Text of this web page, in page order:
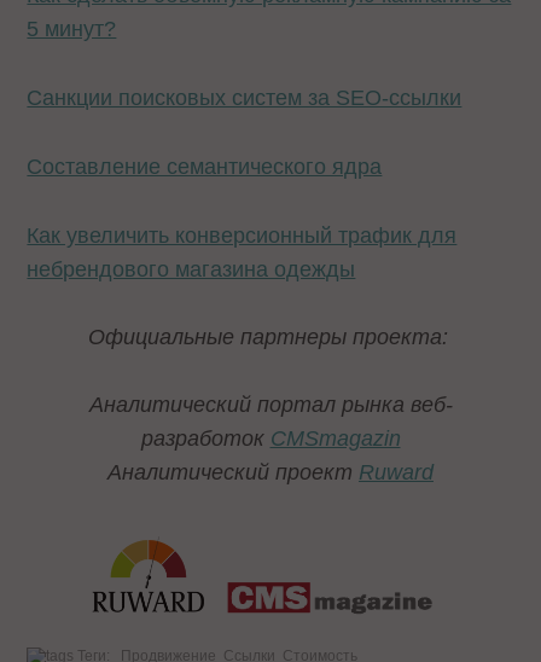
5 минут?
Санкции поисковых систем за SEO-ссылки
Составление семантического ядра
Как увеличить конверсионный трафик для
небрендового магазина одежды
Официальные партнеры проекта:
Аналитический портал рынка веб-
разработок CMSmagazin
Аналитический проект Ruward
Теги: Продвижение Ссылки Стоимость